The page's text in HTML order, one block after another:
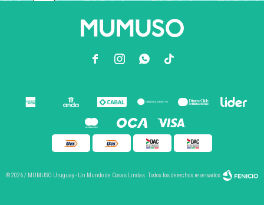
  
© 2026 / MUMUSO Uruguay - Un Mundo de Cosas Lindas. Todos los derechos reservados.